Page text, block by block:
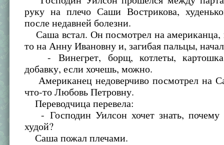
руку на плечо Саши Вострикова,
после недавней болезни.
Саша встал. Он посмотрел на
то на Анну Ивановну и, загибая пальцы,
- Винегрет, борщ, котлеты,
добавку, если хочешь, можно.
Американец недоверчиво посмотрел на
что-то Любовь Петровну.
Переводчица перевела:
- Господин Уилсон хочет знать, почему
худой?
Саша пожал плечами.